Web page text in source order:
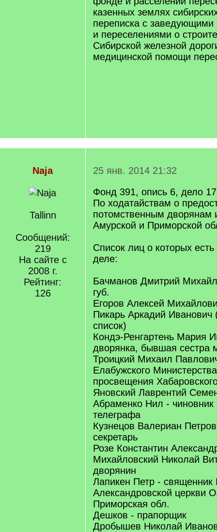
казенных землях
переписка с заведующими
и переселениями о
Сибирской железной
медицинской помощи
Naja
Tallinn
Сообщений:
219
На сайте с
2008 г.
Рейтинг:
126
25 янв. 2014 21:32
Фонд 391, опись 6, дело
По ходатайствам о
потомственным дворянам
Амурской и Приморской
Список лиц о которых
деле:
Бачманов Дмитрий
губ.
Егоров Алексей
Пикарь Аркадий Иванович
список)
Кондэ-Ренгартень Мария
дворянка, бывшая сестра
Троицкий Михаил
Елабужского
просвещения
Яновский Лаврентий
Абраменко Нил - чиновник
телеграфа
Кузнецов Валериан
секретарь
Розе Константин
Михайловский Николай
дворянин
Лапикен Петр -
Александровской церкви
Приморская обл.
Дешков - прапорщик
Дробышев Николай